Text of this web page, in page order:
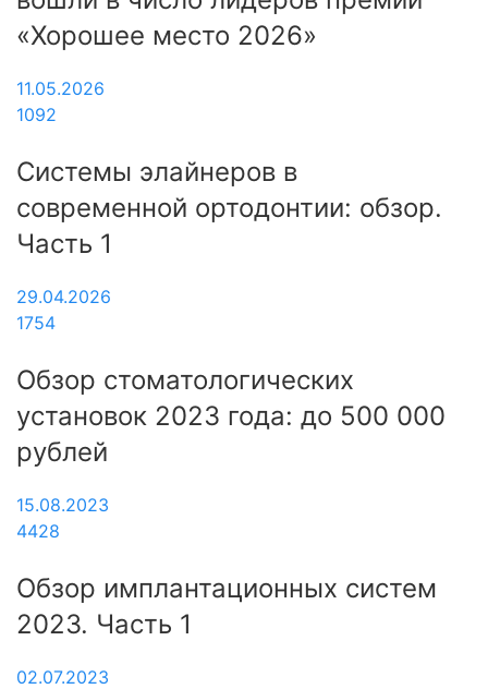
«Хорошее место 2026»
11.05.2026
1092
Системы элайнеров в
современной ортодонтии: обзор.
Часть 1
29.04.2026
1754
Обзор стоматологических
установок 2023 года: до 500 000
рублей
15.08.2023
4428
Обзор имплантационных систем
2023. Часть 1
02.07.2023